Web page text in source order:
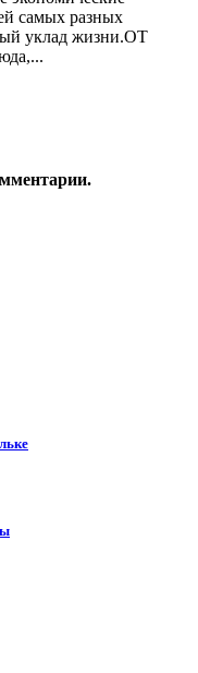
самых разных
уклад жизни.ОТ